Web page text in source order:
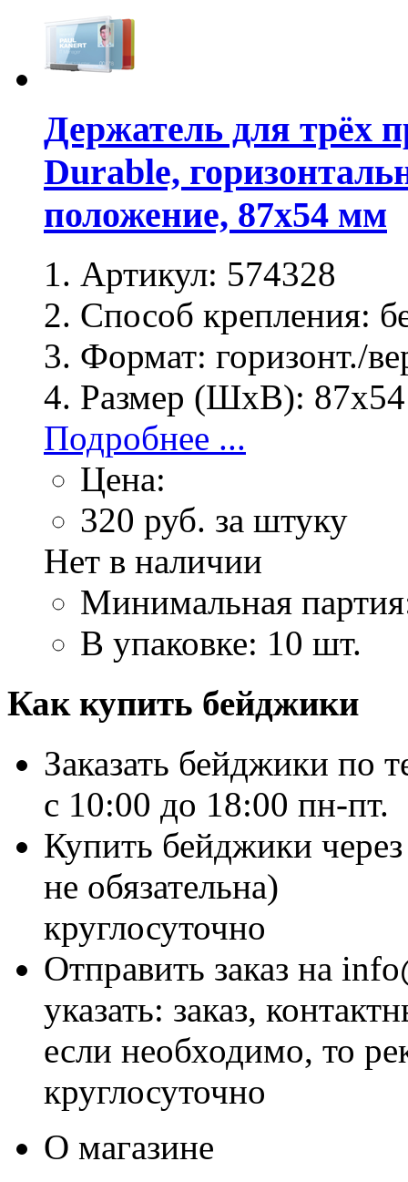
Держатель для трёх
Durable,
положение, 87х54 мм
Артикул: 574328
Способ крепления:
Формат: горизонт./
Размер (ШхВ):
Подробнее ...
Цена:
320 руб. за штуку
Нет в наличии
Минимальная
В упаковке: 10 шт.
Как купить бейджики
Заказать бейджики по
c 10:00 до 18:00 пн-пт.
Купить бейджики
не обязательна)
круглосуточно
Отправить заказ на
указать: заказ,
если необходимо, то
круглосуточно
О магазине